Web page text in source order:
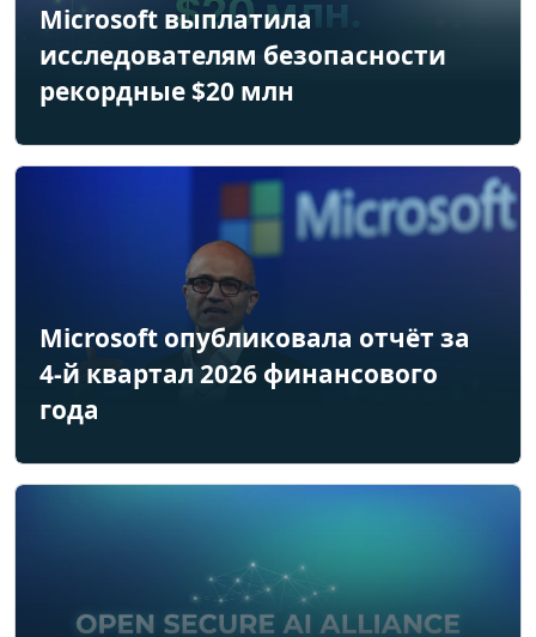
Microsoft выплатила
исследователям безопасности
рекордные $20 млн
Microsoft опубликовала отчёт за
4-й квартал 2026 финансового
года